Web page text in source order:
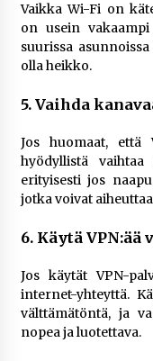
Vaikka Wi-Fi on
on usein
suurissa
olla heikko.
5. Vaihda
Jos huomaat, että
hyödyllistä
erityisesti jos
jotka voivat
6. Käytä VPN:ää
Jos käytät VPN-
internet-yhteyttä.
välttämätöntä, ja
nopea ja luotettava.